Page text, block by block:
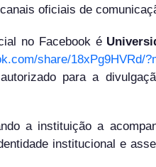
oficiais de
no Facebook é
share/18xPg9HVRd/
para a
a instituição a
institucional e